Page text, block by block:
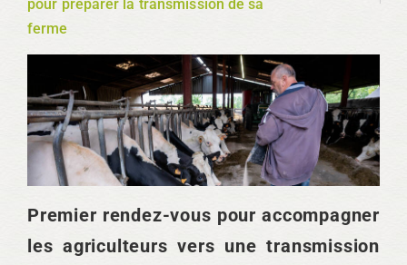
pour préparer la transmission de sa
ferme
Premier rendez-vous pour accompagner
les agriculteurs vers une transmission